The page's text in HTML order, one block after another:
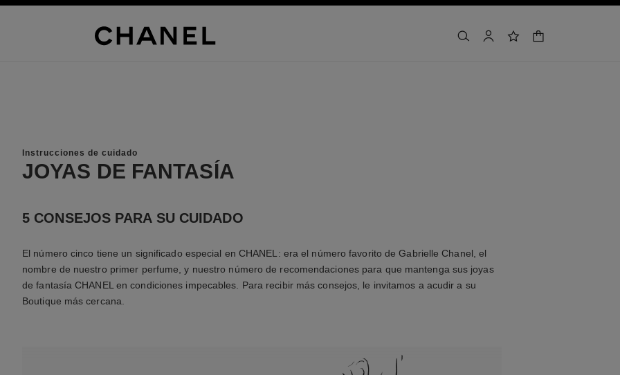
buscar cuentalista de deseos
cesta
Instrucciones de cuidado
JOYAS DE FANTASÍA
5 CONSEJOS PARA SU CUIDADO
El número cinco tiene un significado especial en CHANEL: era el número favorito de Gabrielle Chanel, el
nombre de nuestro primer perfume, y nuestro número de recomendaciones para que mantenga sus joyas
de fantasía CHANEL en condiciones impecables. Para recibir más consejos, le invitamos a acudir a su
Boutique más cercana.